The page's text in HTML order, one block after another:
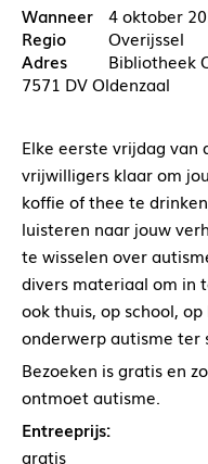
4 oktober
Overijssel
Bibliotheek
7571 DV Oldenzaal
Elke eerste vrijdag van
vrijwilligers klaar om
koffie of thee te
luisteren naar jouw
te wisselen over
divers materiaal om in
ook thuis, op school,
onderwerp autisme ter
Bezoeken is gratis en
ontmoet autisme.
Entreeprijs:
gratis